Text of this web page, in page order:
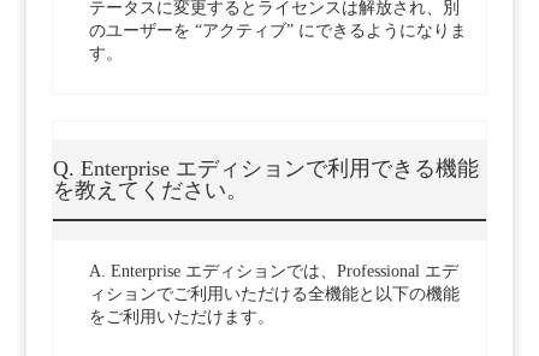
テータスに変更するとライセンスは解放され、別
のユーザーを “アクティブ” にできるようになりま
す。
Q. Enterprise エディションで利用できる機能
を教えてください。
A. Enterprise エディションでは、Professional エデ
ィションでご利用いただける全機能と以下の機能
をご利用いただけます。